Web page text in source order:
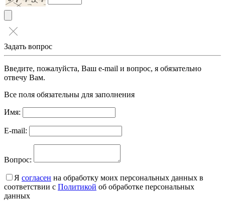
Задать вопрос
Введите, пожалуйста, Ваш e-mail и вопрос, я обязательно
отвечу Вам.
Все поля обязательны для заполнения
Имя:
E-mail:
Вопрос:
Я согласен на обработку моих персональных данных в
соответствии с Политикой об обработке персональных
данных